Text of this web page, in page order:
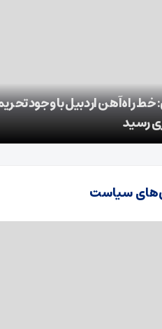
خشکسالی هامون؛ از فقر و
سیستان
سیاست